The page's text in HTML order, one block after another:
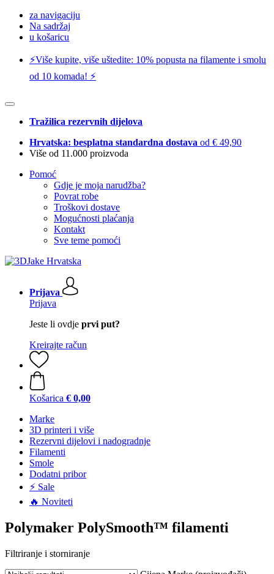
za navigaciju
Na sadržaj
u košaricu
⚡️Više kupite, više uštedite: 10% popusta na filamente i smolu
od 10 komada! ⚡️
Tražilica rezervnih dijelova
Hrvatska: besplatna standardna dostava od € 49,90
Više od 11.000 proizvoda
Pomoć
Gdje je moja narudžba?
Povrat robe
Troškovi dostave
Mogućnosti plaćanja
Kontakt
Sve teme pomoći
Prijava
Prijava
Jeste li ovdje prvi put?
Kreirajte račun
Košarica € 0,00
Marke
3D printeri i više
Rezervni dijelovi i nadogradnje
Filamenti
Smole
Dodatni pribor
⚡ Sale
🔥 Noviteti
Polymaker PolySmooth™ filamenti
Filtriranje i storniranje